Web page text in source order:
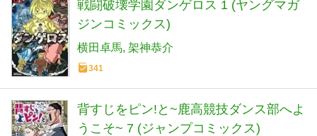
戦闘破壊学園ダンゲロス 1 (ヤングマガ
ジンコミックス)
横田卓馬 架神恭介
341
背すじをピン!と~鹿高競技ダンス部へよ
うこそ~ 7 (ジャンプコミックス)